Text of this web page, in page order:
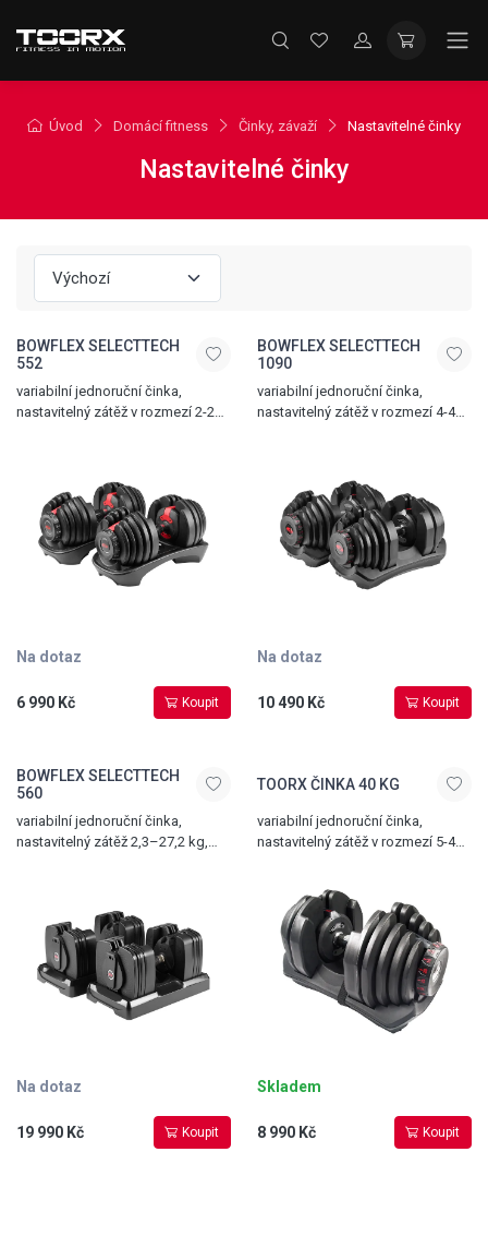
Úvod Domácí fitness Činky, závaží Nastavitelné činky
Nastavitelné činky
BOWFLEX SELECTTECH
552
variabilní jednoruční činka,
nastavitelný zátěž v rozmezí 2-24
Na dotaz
6 990 Kč Koupit
BOWFLEX SELECTTECH
1090
variabilní jednoruční činka,
nastavitelný zátěž v rozmezí 4-41
Na dotaz
10 490 Kč Koupit
BOWFLEX SELECTTECH
560
variabilní jednoruční činka,
nastavitelný zátěž 2,3–27,2 kg,
Na dotaz
19 990 Kč Koupit
TOORX ČINKA 40 KG
variabilní jednoruční činka,
nastavitelný zátěž v rozmezí 5-40
Skladem
8 990 Kč Koupit